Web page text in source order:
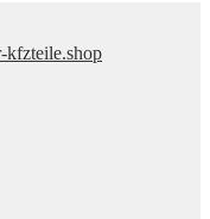
kfzteile.shop